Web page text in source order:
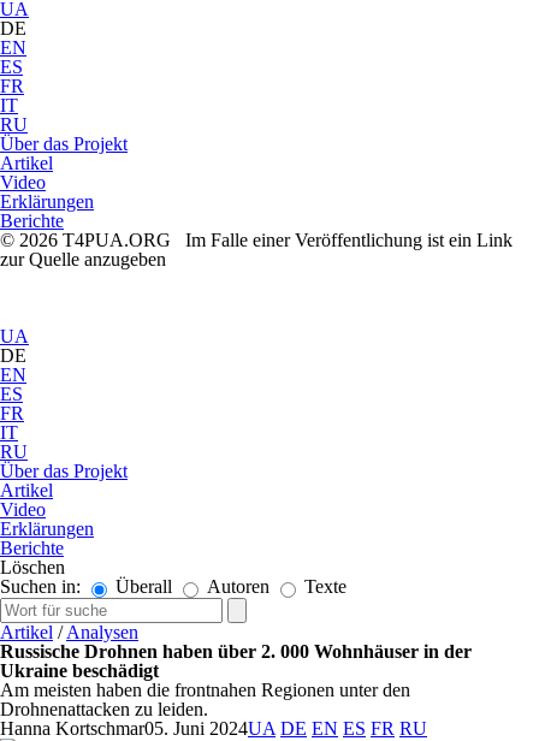
UA
DE
EN
ES
FR
IT
RU
Über das Projekt
Artikel
Video
Erklärungen
Berichte
© 2026 T4PUA.ORG Im Falle einer Veröffentlichung ist ein Link
zur Quelle anzugeben
UA
DE
EN
ES
FR
IT
RU
Über das Projekt
Artikel
Video
Erklärungen
Berichte
Löschen
Suchen in:
Überall Autoren Texte
Artikel /Analysen
Russische Drohnen haben über 2. 000 Wohnhäuser in der
Ukraine beschädigt
Am meisten haben die frontnahen Regionen unter den
Drohnenattacken zu leiden.
Hanna Kortschmar05. Juni 2024UA DE EN ES FR RU